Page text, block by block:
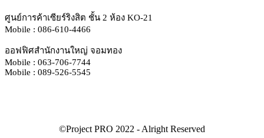
ศูนย์การค้าเซียร์ริงสิต ชั้น 2 ห้อง KO-21
Mobile : 086-610-4466
ออฟฟิศสำนักงานใหญ่ จอมทอง
Mobile : 063-706-7744
Mobile : 089-526-5545